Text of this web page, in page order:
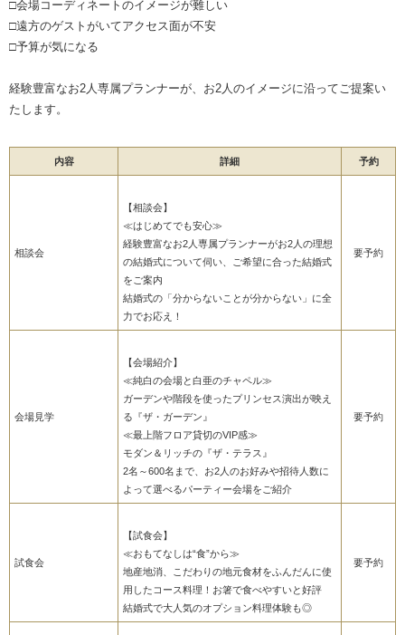
□会場コーディネートのイメージが難しい
□遠方のゲストがいてアクセス面が不安
□予算が気になる
経験豊富なお2人専属プランナーが、お2人のイメージに沿ってご提案い
たします。
内容 詳細 予約
相談会
【相談会】
≪はじめてでも安心≫
経験豊富なお2人専属プランナーがお2人の理想
の結婚式について伺い、ご希望に合った結婚式
をご案内
結婚式の「分からないことが分からない」に全
力でお応え！
要予約
会場見学
【会場紹介】
≪純白の会場と白亜のチャペル≫
ガーデンや階段を使ったプリンセス演出が映え
る『ザ・ガーデン』
≪最上階フロア貸切のVIP感≫
モダン＆リッチの『ザ・テラス』
2名～600名まで、お2人のお好みや招待人数に
よって選べるパーティー会場をご紹介
要予約
試食会
【試食会】
≪おもてなしは“食”から≫
地産地消、こだわりの地元食材をふんだんに使
用したコース料理！お箸で食べやすいと好評
結婚式で大人気のオプション料理体験も◎
要予約